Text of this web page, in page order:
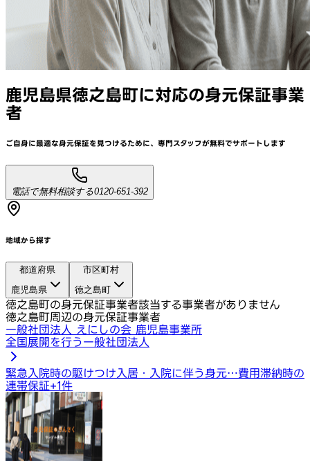
鹿児島県徳之島町に対応の身元保証事業
者
ご自身に最適な身元保証を見つけるために、 専門スタッフが無料でサポートします
電話で無料相談する0120-651-392
地域から探す
都道府県
鹿児島県
市区町村
徳之島町
徳之島町の身元保証事業者該当する事業者がありません
徳之島町周辺の身元保証事業者
一般社団法人 えにしの会 鹿児島事業所
全国展開を行う一般社団法人
緊急入院時の駆けつけ 入居・入院に伴う身元…費用滞納時の
連帯保証+1件